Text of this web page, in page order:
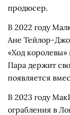
продюсер.
В 2022 году
Ане Тейлор-
«Ход
Пара держит
появляется
В 2023 году
ограбления в